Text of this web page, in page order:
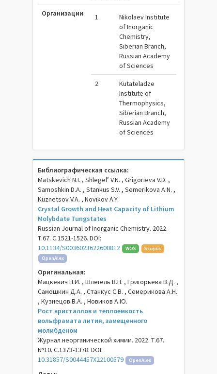
Организации 1
Nikolaev Institute
of Inorganic
Chemistry,
Siberian Branch,
Russian Academy
of Sciences
2
Kutateladze
Institute of
Thermophysics,
Siberian Branch,
Russian Academy
of Sciences
Библиографическая ссылка:
Matskevich N.I. , Shlegel’ V.N. , Grigorieva V.D. ,
Samoshkin D.A. , Stankus S.V. , Semerikova A.N. ,
Kuznetsov V.A. , Novikov A.Y.
Crystal Growth and Heat Capacity of Lithium
Molybdate Tungstates
Russian Journal of Inorganic Chemistry. 2022.
Т.67. С.1521-1526. DOI:
10.1134/S0036023622600812
WOS
Scopus
OpenAlex
Оригинальная:
Мацкевич Н.И. , Шлегель В.Н. , Григорьева В.Д. ,
Самошкин Д.А. , Станкус С.В. , Семерикова А.Н.
, Кузнецов В.А. , Новиков А.Ю.
Рост кристаллов и теплоемкость
вольфрамата лития, замещенного
молибденом
Журнал неорганической химии. 2022. Т.67.
№10. С.1373-1378. DOI:
10.31857/S0044457X22100579
OpenAlex